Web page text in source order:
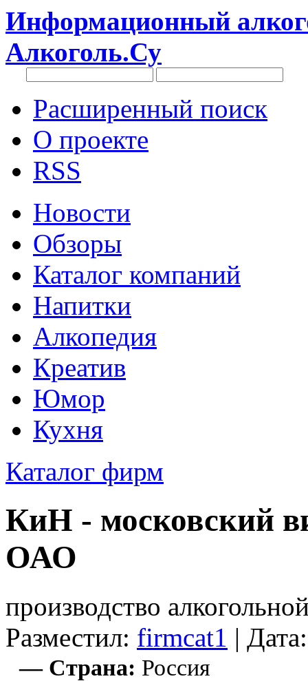
Информационный
Алкоголь.Су
Расширенный поиск
О проекте
RSS
Новости
Обзоры
Каталог компаний
Напитки
Алкопедия
Креатив
Юмор
Кухня
Каталог фирм
КиН - московский
ОАО
производство
Разместил: firmcat1 |
— Страна: Россия